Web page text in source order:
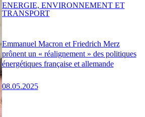
Emmanuel Macron et Friedrich Merz
prônent un « réalignement » des politiques
énergétiques française et allemande
08.05.2025
ENERGIE, ENVIRONNEMENT ET
TRANSPORT